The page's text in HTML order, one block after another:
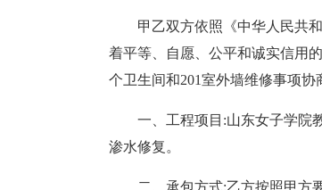
甲乙双方依照《中华人民共
着平等、自愿、公平和诚实信用
个卫生间和201室外墙维修事项协
一、工程项目:山东女子学院
渗水修复。
二、承包方式:乙方按照甲方